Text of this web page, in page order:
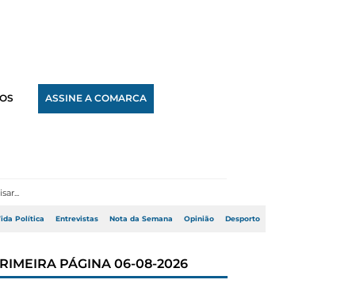
ASSINE A COMARCA
Política Entrevistas Nota da Semana Opinião Desporto
PÁGINA 06-08-2026